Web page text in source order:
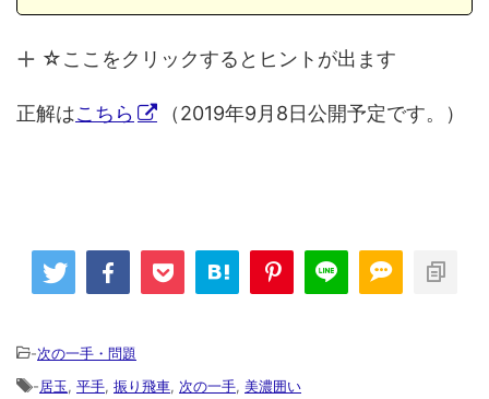
☆ここをクリックするとヒントが出ます
正解はこちら （2019年9月8日公開予定です。）
-次の一手・問題
-居玉, 平手, 振り飛車, 次の一手, 美濃囲い